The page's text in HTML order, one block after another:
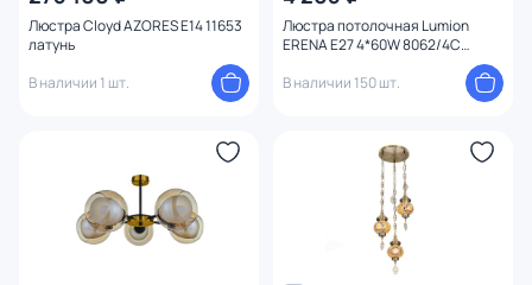
Люстра Cloyd AZORES E14 11653
латунь
В наличии 1 шт.
Люстра потолочная Lumion
ERENA E27 4*60W 8062/4C
В наличии 150 шт.